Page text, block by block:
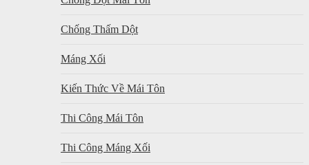
Chống Thấm Dột
Máng Xối
Kiến Thức Về Mái Tôn
Thi Công Mái Tôn
Thi Công Máng Xối